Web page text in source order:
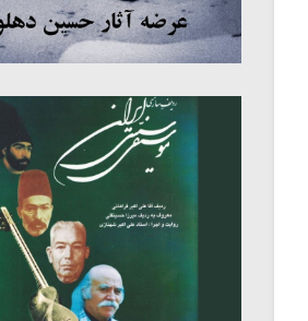
میکلوش روژا